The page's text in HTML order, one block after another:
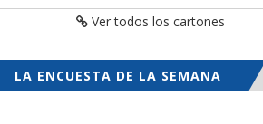
Ver todos los cartones
LA ENCUESTA DE LA SEMANA